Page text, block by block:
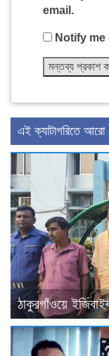
email.
Notify
এই ক্যাটাগরিতে আরো
ঠাকুরগাঁওয়ে